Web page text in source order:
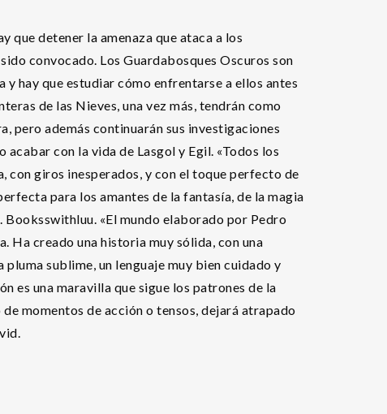
que detener la amenaza que ataca a los
convocado. Los Guardabosques Oscuros son
y hay que estudiar cómo enfrentarse a ellos antes
de las Nieves, una vez más, tendrán como
pero además continuarán sus investigaciones
con la vida de Lasgol y Egil. «Todos los
con giros inesperados, y con el toque perfecto de
para los amantes de la fantasía, de la magia
«El mundo elaborado por Pedro
Ha creado una historia muy sólida, con una
sublime, un lenguaje muy bien cuidado y
es una maravilla que sigue los patrones de la
momentos de acción o tensos, dejará atrapado